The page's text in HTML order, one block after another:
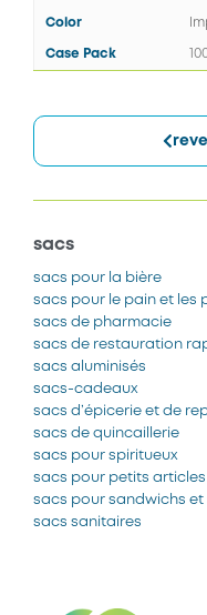
sacs
sacs pour la bière
sacs pour le pain et les
sacs de pharmacie
sacs de restauration
sacs aluminisés
sacs-cadeaux
sacs d’épicerie et de
sacs de quincaillerie
sacs pour spiritueux
sacs pour petits articles
sacs pour sandwichs et
sacs sanitaires